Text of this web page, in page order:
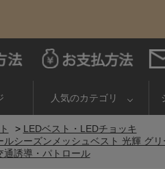
人気のカテゴリ
> LEDベスト・LEDチョッキ
ルシーズンメッシュベスト 光輝 グ
通誘導・パトロール